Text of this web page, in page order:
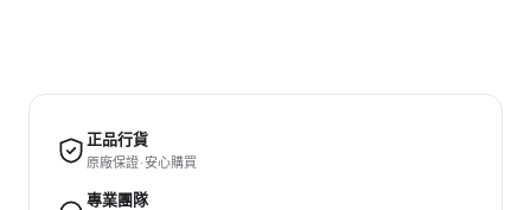
正品行貨
原廠保證 · 安心購買
專業團隊